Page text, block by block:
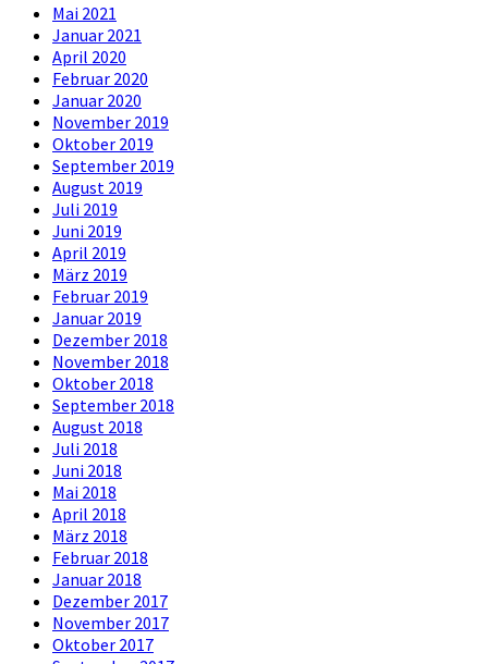
Mai 2021
Januar 2021
April 2020
Februar 2020
Januar 2020
November 2019
Oktober 2019
September 2019
August 2019
Juli 2019
Juni 2019
April 2019
März 2019
Februar 2019
Januar 2019
Dezember 2018
November 2018
Oktober 2018
September 2018
August 2018
Juli 2018
Juni 2018
Mai 2018
April 2018
März 2018
Februar 2018
Januar 2018
Dezember 2017
November 2017
Oktober 2017